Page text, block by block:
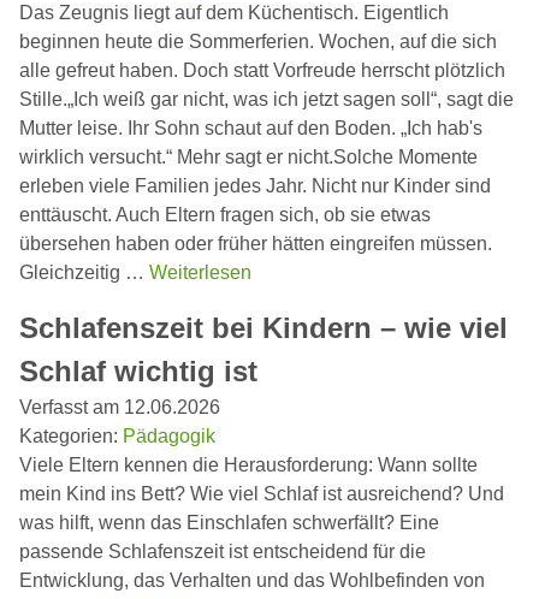
Das Zeugnis liegt auf dem Küchentisch. Eigentlich
beginnen heute die Sommerferien. Wochen, auf die sich
alle gefreut haben. Doch statt Vorfreude herrscht plötzlich
Stille.„Ich weiß gar nicht, was ich jetzt sagen soll“, sagt die
Mutter leise. Ihr Sohn schaut auf den Boden. „Ich hab's
wirklich versucht.“ Mehr sagt er nicht.Solche Momente
erleben viele Familien jedes Jahr. Nicht nur Kinder sind
enttäuscht. Auch Eltern fragen sich, ob sie etwas
übersehen haben oder früher hätten eingreifen müssen.
Gleichzeitig … Weiterlesen
Schlafenszeit bei Kindern – wie viel
Schlaf wichtig ist
Verfasst am 12.06.2026
Kategorien: Pädagogik
Viele Eltern kennen die Herausforderung: Wann sollte
mein Kind ins Bett? Wie viel Schlaf ist ausreichend? Und
was hilft, wenn das Einschlafen schwerfällt? Eine
passende Schlafenszeit ist entscheidend für die
Entwicklung, das Verhalten und das Wohlbefinden von